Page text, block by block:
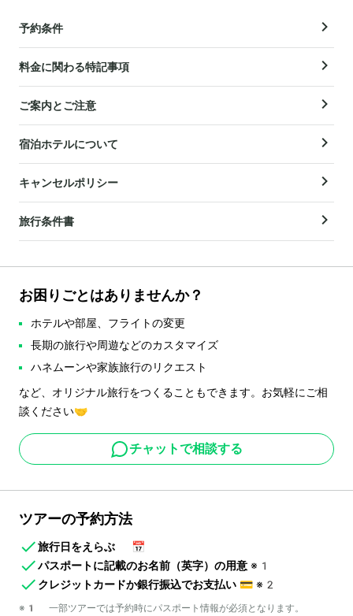
予約条件
料金に関わる特記事項
ご案内とご注意
宿泊ホテルについて
キャンセルポリシー
旅行条件書
お困りごとはありませんか？
ホテルや部屋、フライトの変更
長期の旅行や周遊などのカスタマイズ
ハネムーンや家族旅行のリクエスト
など、オリジナル旅行をつくることもできます。お気軽にご相
談ください🤝
チャットで相談する
ツアーの予約方法
旅行日をえらぶ
📅
パスポートに記載のお名前（英字）の用意 ※1
クレジットカードか銀行振込でお支払い 💳 ※2
※1 一部ツアーでは予約時にパスポート情報が必須となります。